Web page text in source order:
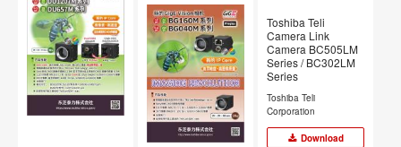
Toshiba Teli
Camera Link
Camera BC505LM
Series / BC302LM
Series
Toshiba Teli
Corporation
Download